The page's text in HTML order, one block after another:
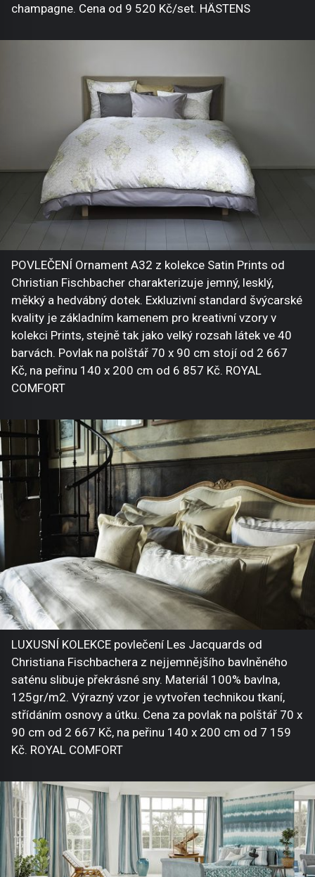
champagne. Cena od 9 520 Kč/set. HÄSTENS
POVLEČENÍ Ornament A32 z kolekce Satin Prints od
Christian Fischbacher charakterizuje jemný, lesklý,
měkký a hedvábný dotek. Exkluzivní standard švýcarské
kvality je základním kamenem pro kreativní vzory v
kolekci Prints, stejně tak jako velký rozsah látek ve 40
barvách. Povlak na polštář 70 x 90 cm stojí od 2 667
Kč, na peřinu 140 x 200 cm od 6 857 Kč. ROYAL
COMFORT
LUXUSNÍ KOLEKCE povlečení Les Jacquards od
Christiana Fischbachera z nejjemnějšího bavlněného
saténu slibuje překrásné sny. Materiál 100% bavlna,
125gr/m2. Výrazný vzor je vytvořen technikou tkaní,
střídáním osnovy a útku. Cena za povlak na polštář 70 x
90 cm od 2 667 Kč, na peřinu 140 x 200 cm od 7 159
Kč. ROYAL COMFORT